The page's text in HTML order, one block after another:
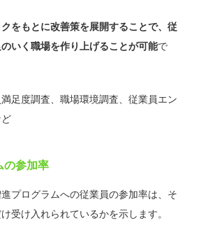
をもとに改善策を展開することで、従
いく職場を作り上げることが可能で
満足度調査、職場環境調査、従業員エン
の参加率
プログラムへの従業員の参加率は、そ
受け入れられているかを示します。